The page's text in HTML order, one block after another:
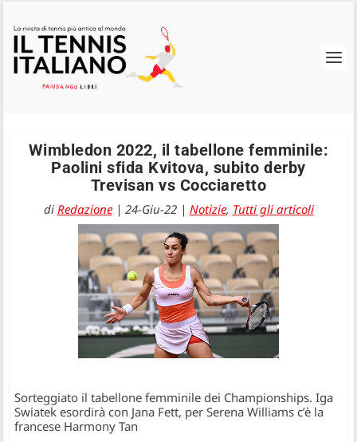
Wimbledon 2022, il tabellone femminile:
Paolini sfida Kvitova, subito derby
Trevisan vs Cocciaretto
di Redazione| 24-Giu-22| Notizie, Tutti gli articoli
Sorteggiato il tabellone femminile dei Championships. Iga
Swiatek esordirà con Jana Fett, per Serena Williams c’è la
francese Harmony Tan